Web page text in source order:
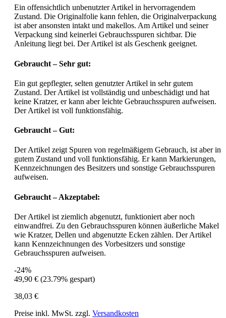
Ein offensichtlich unbenutzter Artikel in hervorragendem
Zustand. Die Originalfolie kann fehlen, die Originalverpackung
ist aber ansonsten intakt und makellos. Am Artikel und seiner
Verpackung sind keinerlei Gebrauchsspuren sichtbar. Die
Anleitung liegt bei. Der Artikel ist als Geschenk geeignet.
Gebraucht – Sehr gut:
Ein gut gepflegter, selten genutzter Artikel in sehr gutem
Zustand. Der Artikel ist vollständig und unbeschädigt und hat
keine Kratzer, er kann aber leichte Gebrauchsspuren aufweisen.
Der Artikel ist voll funktionsfähig.
Gebraucht – Gut:
Der Artikel zeigt Spuren von regelmäßigem Gebrauch, ist aber in
gutem Zustand und voll funktionsfähig. Er kann Markierungen,
Kennzeichnungen des Besitzers und sonstige Gebrauchsspuren
aufweisen.
Gebraucht – Akzeptabel:
Der Artikel ist ziemlich abgenutzt, funktioniert aber noch
einwandfrei. Zu den Gebrauchsspuren können äußerliche Makel
wie Kratzer, Dellen und abgenutzte Ecken zählen. Der Artikel
kann Kennzeichnungen des Vorbesitzers und sonstige
Gebrauchsspuren aufweisen.
-24%
49,90 € (23.79% gespart)
38,03 €
Preise inkl. MwSt. zzgl. Versandkosten